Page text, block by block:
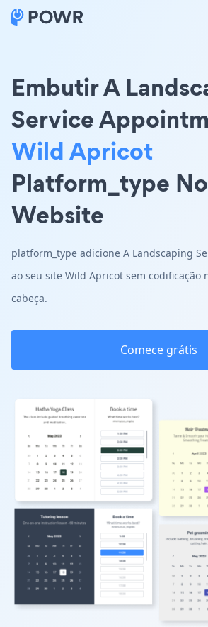
Embutir A
Service
Wild Apricot
Platform_type
Website
platform_type adicione A Landscaping
ao seu site Wild Apricot sem codificação
cabeça.
Comece grátis